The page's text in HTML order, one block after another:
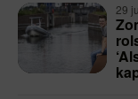
29